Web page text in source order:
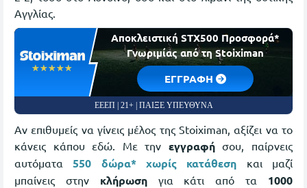
Αγγλίας.
☆☆☆☆☆
★★★★★
Αποκλειστική STX500 Προσφορά*
Γνωριμίας από τη Stoiximan
EΓΓΡΑΦΗ
ΕΕΕΠ | 21+ | ΠΑΙΞΕ ΥΠΕΥΘΥΝΑ
Αν επιθυμείς να γίνεις μέλος της Stoiximan, αξίζει να το
κάνεις κάπου εδώ. Με την εγγραφήσου, παίρνεις
αυτόματα
550 δώρα* χωρίς κατάθεση και μαζί
μπαίνεις στην κλήρωση για κάτι από τα 1000